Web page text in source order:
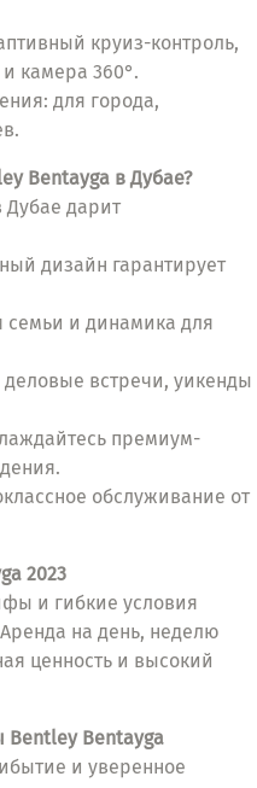
круиз-контроль,
камера 360°.
для города,
Bentayga в Дубае?
Дубае дарит
дизайн гарантирует
семьи и динамика для
встречи, уикенды
премиум-
обслуживание от
2023
и гибкие условия
на день, неделю
ценность и высокий
Bentayga
и уверенное